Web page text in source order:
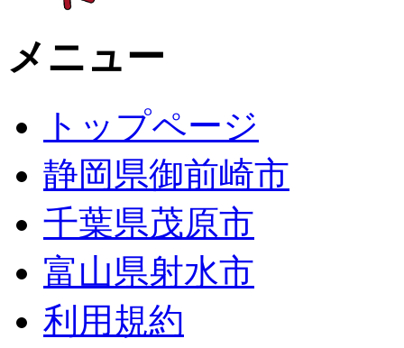
メニュー
トップページ
静岡県御前崎市
千葉県茂原市
富山県射水市
利用規約